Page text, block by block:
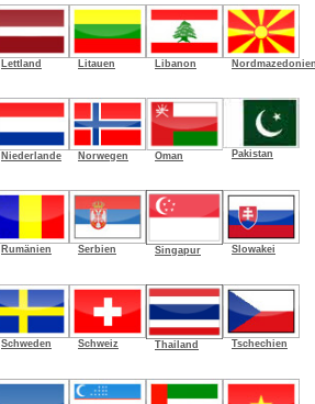
Lettland Litauen Libanon
Niederlande Norwegen Oman Pakistan
Rumänien Serbien Singapur Slowakei
Schweden Schweiz Thailand Tschechien